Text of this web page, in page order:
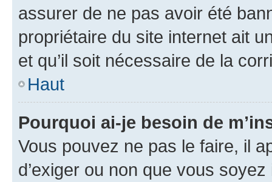
assurer de ne pas avoir été
propriétaire du site internet ait
et qu’il soit nécessaire de la
Haut
Pourquoi ai-je besoin de
Vous pouvez ne pas le faire, il
d’exiger ou non que vous